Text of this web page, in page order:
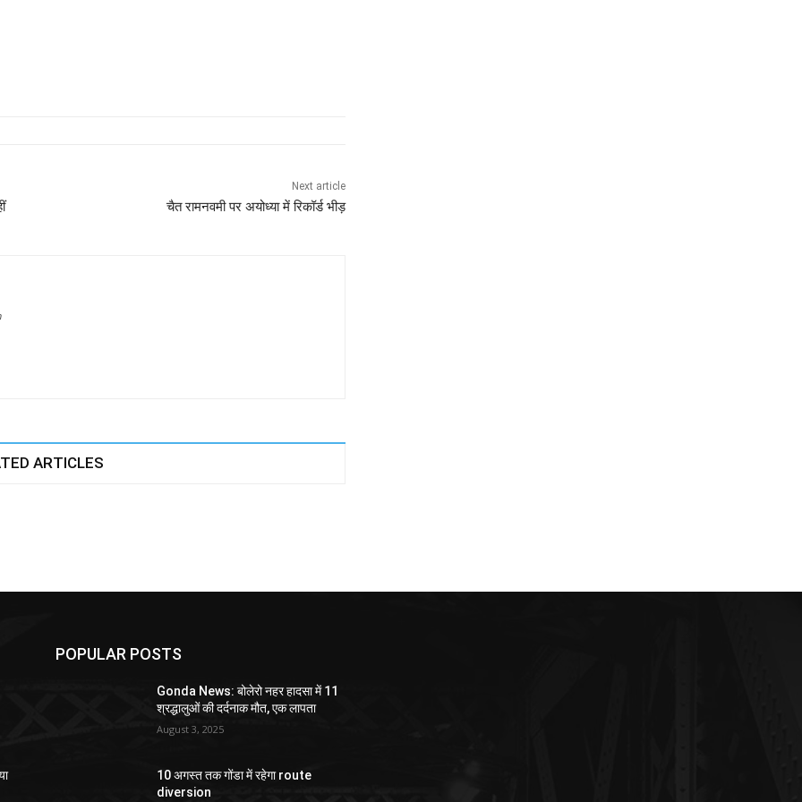
Next article
चैत रामनवमी पर अयोध्या में रिकॉर्ड भीड़
ARTICLES
POPULAR POSTS
Gonda News: बोलेरो नहर हादसा में 11
श्रद्धालुओं की दर्दनाक मौत, एक लापता
August 3, 2025
10 अगस्त तक गोंडा में रहेगा route
diversion